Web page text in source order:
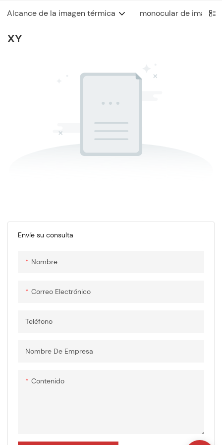
Alcance de la imagen térmica monocular de imagen
XY
Envíe su consulta
Nombre
Correo Electrónico
Teléfono
Nombre De Empresa
Contenido